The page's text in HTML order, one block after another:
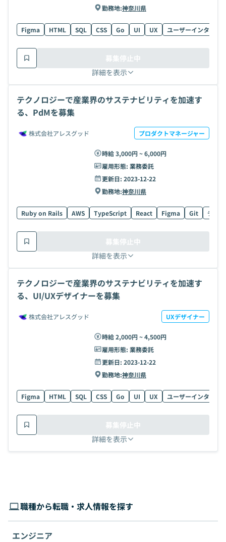
勤務地:神奈川県
Figma HTML SQL CSS Go UI UX ユーザーインタビュ
詳細を表示
募集停止中
テクノロジーで産業界のサステナビリティを加速す
る、PdMを募集
株式会社アレスグッド プロダクトマネージャー
時給 3,000円 ~ 6,000円
雇用形態: 業務委託
更新日: 2023-12-22
勤務地:神奈川県
Ruby on Rails AWS TypeScript React Figma Git デー
詳細を表示
募集停止中
テクノロジーで産業界のサステナビリティを加速す
る、UI/UXデザイナーを募集
株式会社アレスグッド UXデザイナー
時給 2,000円 ~ 4,500円
雇用形態: 業務委託
更新日: 2023-12-22
勤務地:神奈川県
Figma HTML SQL CSS Go UI UX ユーザーインタビュ
詳細を表示
募集停止中
職種から転職・求人情報を探す
エンジニア